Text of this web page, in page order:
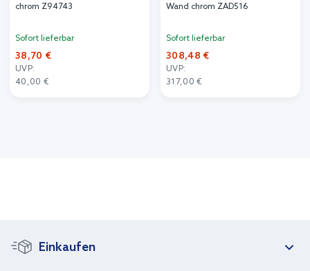
chrom Z94743
Sofort lieferbar
38,70 €
UVP:
40,00 €
Wand chrom ZAD516
Sofort lieferbar
308,48 €
UVP:
317,00 €
Einkaufen